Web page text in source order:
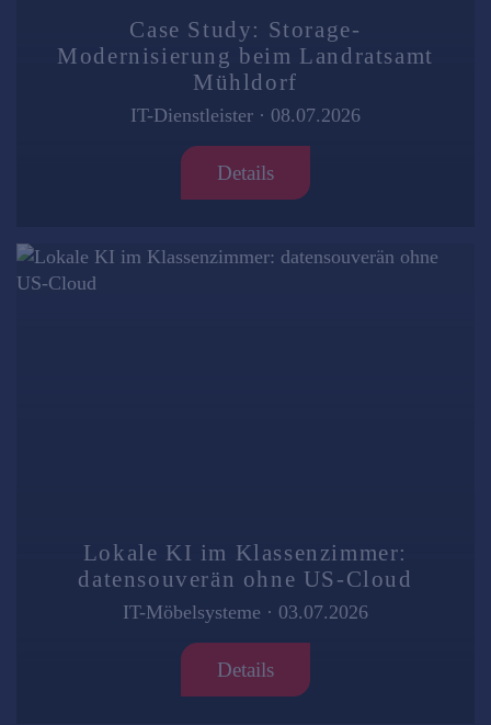
Case Study: Storage-
Modernisierung beim Landratsamt
Mühldorf
IT-Dienstleister · 08.07.2026
Details
Lokale KI im Klassenzimmer:
datensouverän ohne US-Cloud
IT-Möbelsysteme · 03.07.2026
Details